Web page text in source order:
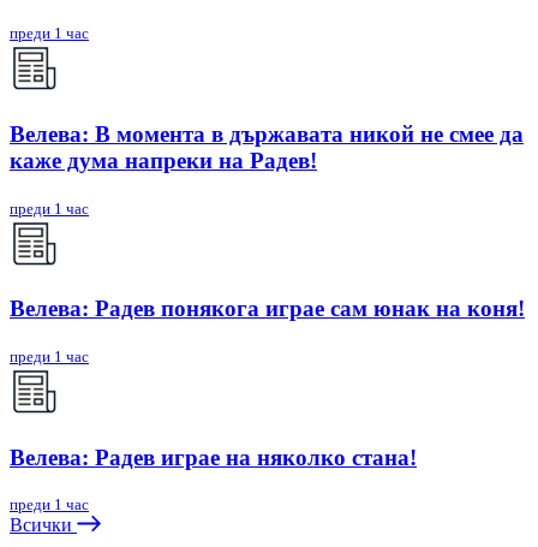
преди 1 час
Велева: В момента в държавата никой не смее да
каже дума напреки на Радев!
преди 1 час
Велева: Радев понякога играе сам юнак на коня!
преди 1 час
Велева: Радев играе на няколко стана!
преди 1 час
Всички